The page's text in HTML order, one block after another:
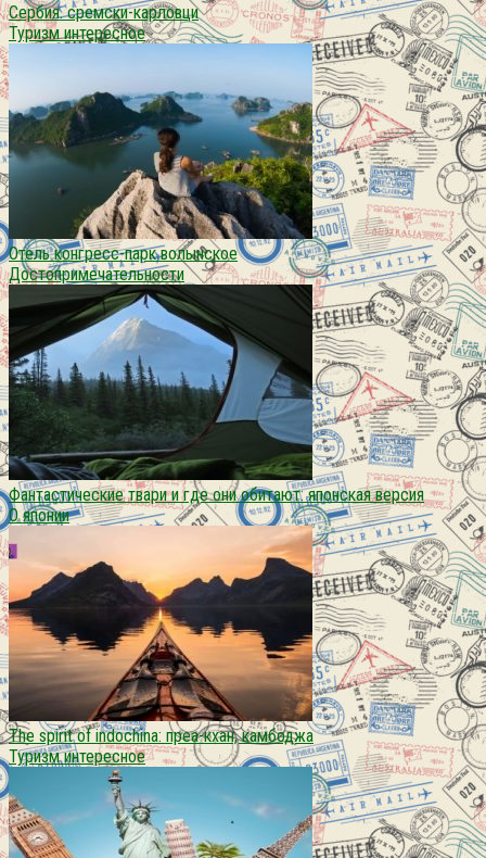
Сербия. сремски-карловци
Туризм интересное
Отель конгресс-парк волынское
Достопримечательности
Фантастические твари и где они обитают: японская версия
О японии
The spirit of indochina: преа-кхан, камбоджа
Туризм интересное